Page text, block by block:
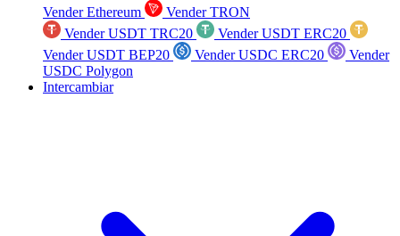
Vender Ethereum
Vender TRON
Vender USDT TRC20
Vender USDT ERC20
Vender USDT BEP20
Vender USDC ERC20
Vender
USDC Polygon
Intercambiar